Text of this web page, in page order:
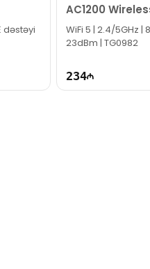
dəstəyi
AC1200
Band 4G LTE
WiFi 5 | 2.4/5GHz |
23dBm | TG0982
234